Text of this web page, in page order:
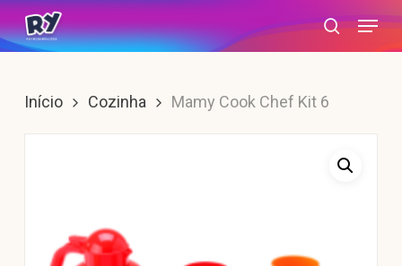
Skip
to
content
search
Menu
Início Cozinha Mamy Cook Chef Kit 6